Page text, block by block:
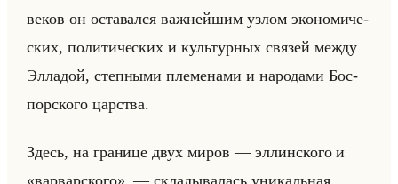
веков он оста­вал­ся важ­нейшим узлом эко­но­ми­че­
ских, по­ли­ти­че­ских и культур­ных свя­зей между
Эл­ла­дой, степ­ны­ми пле­ме­на­ми и на­ро­да­ми Бос­
пор­ско­го цар­ства.
Здесь, на гра­ни­це двух миров — эл­лин­ско­го и
«варварского», — скла­ды­ва­лась уни­кальная